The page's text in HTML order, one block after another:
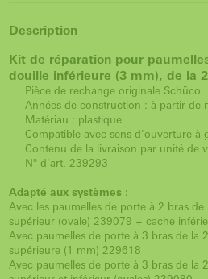
Description
Kit de réparation pour
douille inférieure (3 mm), de la
Pièce de rechange originale Schüco
Années de construction : à partir
Matériau : plastique
Compatible avec sens d'ouverture à
Contenu de la livraison par unité de
N° d'art. 239293
Adapté aux systèmes :
Avec les paumelles de porte à 2 bras
supérieur (ovale) 239079 + cache
Avec paumelles de porte à 3 bras de la
supérieure (1 mm) 229618
Avec paumelles de porte à 3 bras de la